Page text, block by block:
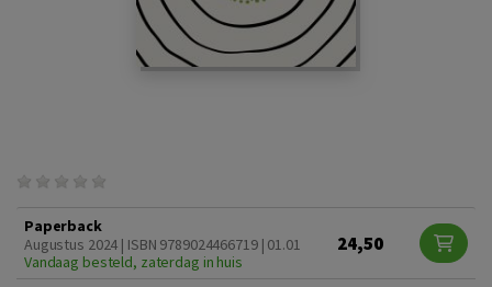
Paperback
Augustus 2024 | ISBN 9789024466719 | 01.01
Vandaag besteld, zaterdag in huis
24,50